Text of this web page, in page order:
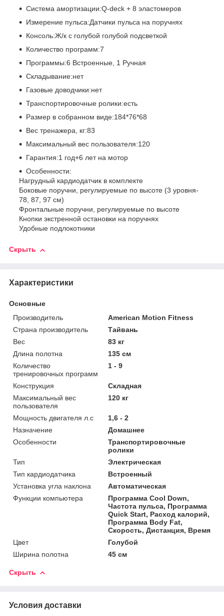
Система амортизации:Q-deck + 8 эластомеров
Измерение пульса:Датчики пульса на поручнях
Консоль:Ж/к с голубой голубой подсветкой
Количество программ:7
Программы:6 Встроенные, 1 Ручная
Складывание:нет
Газовые доводчики:нет
Транспортировочные ролики:есть
Размер в собранном виде:184*76*68
Вес тренажера, кг:83
Максимальный вес пользователя:120
Гарантия:1 год+6 лет на мотор
Особенности:
Нагрудный кардиодатчик в комплекте
Боковые поручни, регулируемые по высоте (3 уровня-
78, 87, 97 см)
Фронтальные поручни, регулируемые по высоте
Кнопки экстренной остановки на поручнях
Удобные подлокотники
Скрыть
Характеристики
Основные
Производитель
American Motion Fitness
Страна производитель
Тайвань
Вес
83 кг
Длина полотна
135 см
Количество
тренировочных программ
1 - 9
Конструкция
Складная
Максимальный вес
пользователя
120 кг
Мощность двигателя л.с
1,6 - 2
Назначение
Домашнее
Особенности
Транспортировочные
ролики
Тип
Электрическая
Тип кардиодатчика
Встроенный
Установка угла наклона
Автоматическая
Функции компьютера
Программа Cool Down,
Частота пульса, Программа
Quick Start, Расход калорий,
Программа Body Fat,
Скорость, Дистанция, Время
Цвет
Голубой
Ширина полотна
45 см
Скрыть
Условия доставки